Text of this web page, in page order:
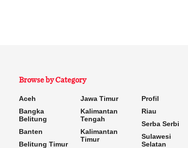
Browse by Category
Aceh
Bangka
Belitung
Banten
Belitung Timur
Jawa Timur
Kalimantan
Tengah
Kalimantan
Timur
Profil
Riau
Serba Serbi
Sulawesi
Selatan